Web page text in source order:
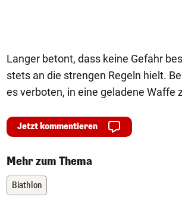
Langer betont, dass keine Gefahr
stets an die strengen Regeln hielt.
es verboten, in eine geladene Waffe
Jetzt kommentieren
Mehr zum Thema
Biathlon